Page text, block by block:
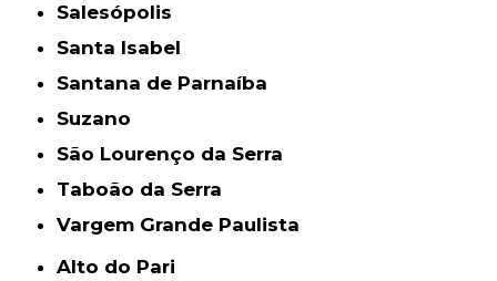
Salesópolis
Santa Isabel
Santana de Parnaíba
Suzano
São Lourenço da Serra
Taboão da Serra
Vargem Grande Paulista
Alto do Pari